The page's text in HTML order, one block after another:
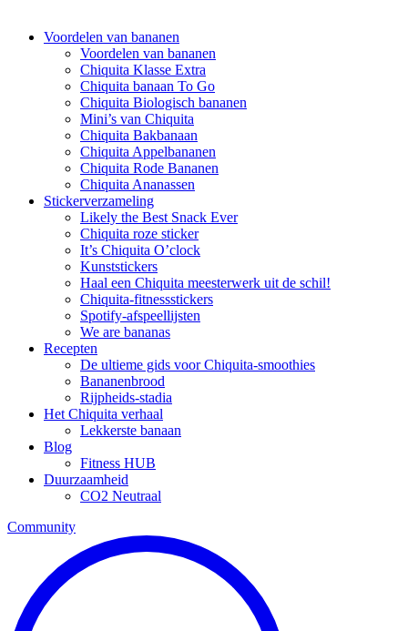
Voordelen van bananen
Voordelen van bananen
Chiquita Klasse Extra
Chiquita banaan To Go
Chiquita Biologisch bananen
Mini’s van Chiquita
Chiquita Bakbanaan
Chiquita Appelbananen
Chiquita Rode Bananen
Chiquita Ananassen
Stickerverzameling
Likely the Best Snack Ever
Chiquita roze sticker
It’s Chiquita O’clock
Kunststickers
Haal een Chiquita meesterwerk uit de schil!
Chiquita-fitnessstickers
Spotify-afspeellijsten
We are bananas
Recepten
De ultieme gids voor Chiquita-smoothies
Bananenbrood
Rijpheids-stadia
Het Chiquita verhaal
Lekkerste banaan
Blog
Fitness HUB
Duurzaamheid
CO2 Neutraal
Community